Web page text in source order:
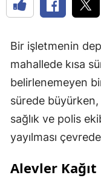
Bir işletmenin
mahallede kısa
belirlenemeyen
sürede
sağlık ve polis
yayılması
Alevler Kağıt